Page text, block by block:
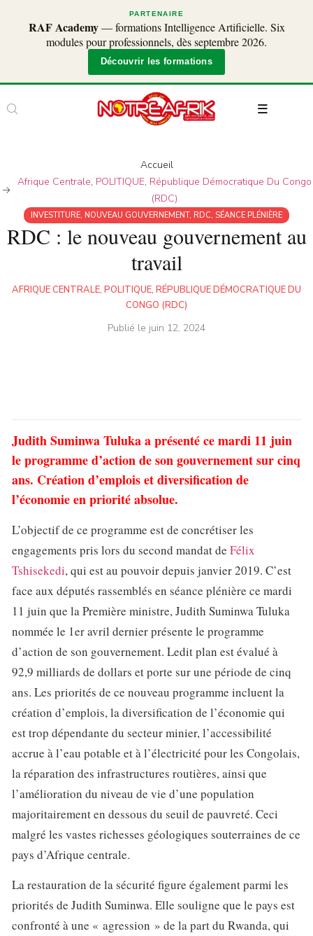
PARTENAIRE
RAF Academy— formations Intelligence Artificielle. Six
modules pour professionnels, dès septembre 2026.
Découvrir les formations
Accueil
Afrique Centrale, POLITIQUE, République Démocratique Du Congo
(RDC)
INVESTITURE, NOUVEAU GOUVERNEMENT, RDC, SÉANCE PLÉNIÈRE
RDC : le nouveau gouvernement au
travail
AFRIQUE CENTRALE, POLITIQUE, RÉPUBLIQUE DÉMOCRATIQUE DU
CONGO (RDC)
Publié le juin 12, 2024
Judith Suminwa Tuluka a présenté ce mardi 11 juin
le programme d’action de son gouvernement sur cinq
ans. Création d’emplois et diversification de
l’économie en priorité absolue.
L’objectif de ce programme est de concrétiser les
engagements pris lors du second mandat de Félix
Tshisekedi, qui est au pouvoir depuis janvier 2019. C’est
face aux députés rassemblés en séance plénière ce mardi
11 juin que la Première ministre, Judith Suminwa Tuluka
nommée le 1er avril dernier présente le programme
d’action de son gouvernement. Ledit plan est évalué à
92,9 milliards de dollars et porte sur une période de cinq
ans. Les priorités de ce nouveau programme incluent la
création d’emplois, la diversification de l’économie qui
est trop dépendante du secteur minier, l’accessibilité
accrue à l’eau potable et à l’électricité pour les Congolais,
la réparation des infrastructures routières, ainsi que
l’amélioration du niveau de vie d’une population
majoritairement en dessous du seuil de pauvreté. Ceci
malgré les vastes richesses géologiques souterraines de ce
pays d’Afrique centrale.
La restauration de la sécurité figure également parmi les
priorités de Judith Suminwa. Elle souligne que le pays est
confronté à une « agression » de la part du Rwanda, qui